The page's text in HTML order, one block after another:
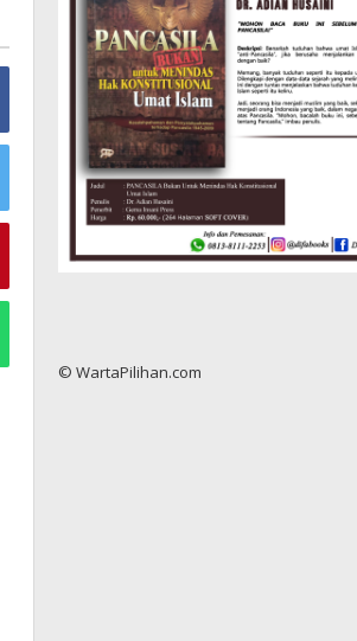
© WartaPilihan.com